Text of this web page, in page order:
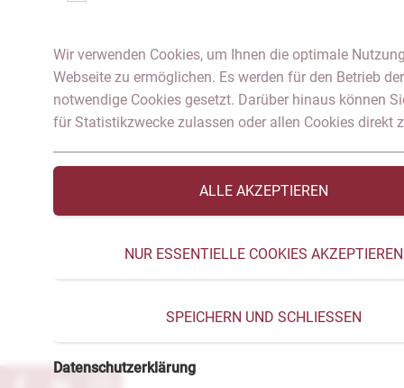
Wir verwenden Cookies, um Ihnen die optimale
Webseite zu ermöglichen. Es werden für den Betrieb
notwendige Cookies gesetzt. Darüber hinaus können
für Statistikzwecke zulassen oder allen Cookies direkt
ALLE AKZEPTIEREN
NUR ESSENTIELLE COOKIES AKZEPTIEREN
SPEICHERN UND SCHLIESSEN
Datenschutzerklärung